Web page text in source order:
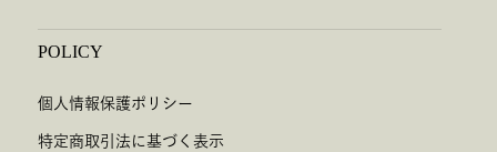
POLICY
個人情報保護ポリシー
特定商取引法に基づく表示